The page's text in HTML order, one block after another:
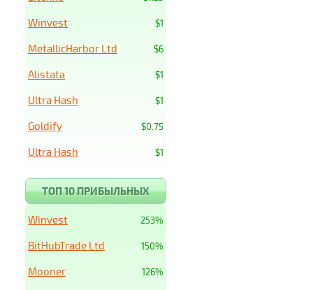
$1
Winvest
$6
MetallicHarbor Ltd
$1
Alistata
$1
Ultra Hash
$0.75
Goldify
$1
Ultra Hash
ТОП 10 ПРИБЫЛЬНЫХ
253%
Winvest
150%
BitHubTrade Ltd
126%
Mooner